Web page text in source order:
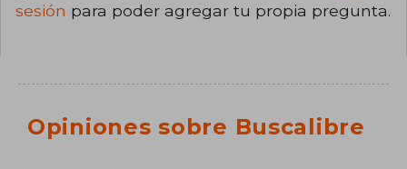
sesión para poder agregar tu propia pregunta.
Opiniones sobre Buscalibre